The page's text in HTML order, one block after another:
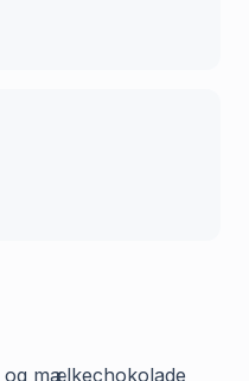
og mælkechokolade